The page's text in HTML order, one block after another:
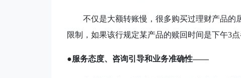
不仅是大额转账慢，很多购买过理财产品的
限制，如果该行规定某产品的赎回时间是下午3
●服务态度、咨询引导和业务准确性——